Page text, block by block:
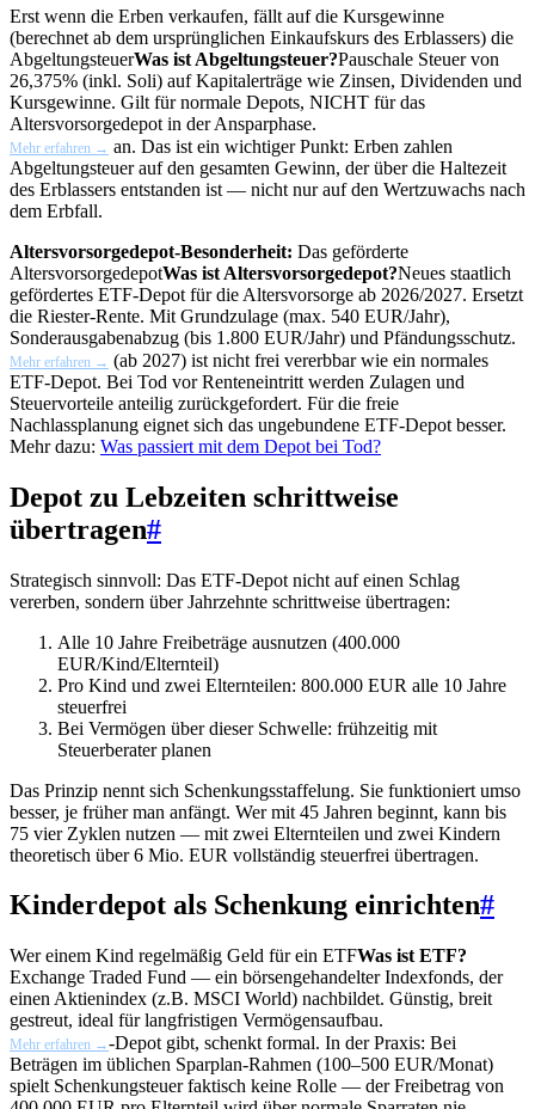
Erst wenn die Erben verkaufen, fällt auf die Kursgewinne
(berechnet ab dem ursprünglichen Einkaufskurs des Erblassers) die
AbgeltungsteuerWas ist Abgeltungsteuer?Pauschale Steuer von
26,375% (inkl. Soli) auf Kapitalerträge wie Zinsen, Dividenden und
Kursgewinne. Gilt für normale Depots, NICHT für das
Altersvorsorgedepot in der Ansparphase.
Mehr erfahren → an. Das ist ein wichtiger Punkt: Erben zahlen
Abgeltungsteuer auf den gesamten Gewinn, der über die Haltezeit
des Erblassers entstanden ist — nicht nur auf den Wertzuwachs nach
dem Erbfall.
Altersvorsorgedepot-Besonderheit: Das geförderte
AltersvorsorgedepotWas ist Altersvorsorgedepot?Neues staatlich
gefördertes ETF-Depot für die Altersvorsorge ab 2026/2027. Ersetzt
die Riester-Rente. Mit Grundzulage (max. 540 EUR/Jahr),
Sonderausgabenabzug (bis 1.800 EUR/Jahr) und Pfändungsschutz.
Mehr erfahren → (ab 2027) ist nicht frei vererbbar wie ein normales
ETF-Depot. Bei Tod vor Renteneintritt werden Zulagen und
Steuervorteile anteilig zurückgefordert. Für die freie
Nachlassplanung eignet sich das ungebundene ETF-Depot besser.
Mehr dazu: Was passiert mit dem Depot bei Tod?
Depot zu Lebzeiten schrittweise
übertragen#
Strategisch sinnvoll: Das ETF-Depot nicht auf einen Schlag
vererben, sondern über Jahrzehnte schrittweise übertragen:
Alle 10 Jahre Freibeträge ausnutzen (400.000
EUR/Kind/Elternteil)
Pro Kind und zwei Elternteilen: 800.000 EUR alle 10 Jahre
steuerfrei
Bei Vermögen über dieser Schwelle: frühzeitig mit
Steuerberater planen
Das Prinzip nennt sich Schenkungsstaffelung. Sie funktioniert umso
besser, je früher man anfängt. Wer mit 45 Jahren beginnt, kann bis
75 vier Zyklen nutzen — mit zwei Elternteilen und zwei Kindern
theoretisch über 6 Mio. EUR vollständig steuerfrei übertragen.
Kinderdepot als Schenkung einrichten#
Wer einem Kind regelmäßig Geld für ein ETFWas ist ETF?
Exchange Traded Fund — ein börsengehandelter Indexfonds, der
einen Aktienindex (z.B. MSCI World) nachbildet. Günstig, breit
gestreut, ideal für langfristigen Vermögensaufbau.
Mehr erfahren →-Depot gibt, schenkt formal. In der Praxis: Bei
Beträgen im üblichen Sparplan-Rahmen (100–500 EUR/Monat)
spielt Schenkungsteuer faktisch keine Rolle — der Freibetrag von